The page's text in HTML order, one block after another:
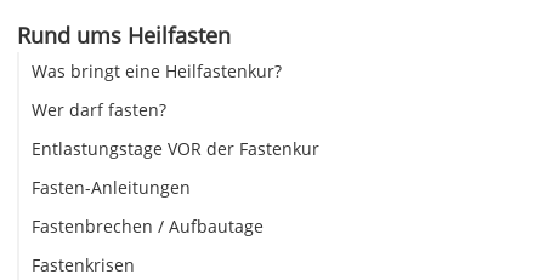
Rund ums Heilfasten
Was bringt eine Heilfastenkur?
Wer darf fasten?
Entlastungstage VOR der Fastenkur
Fasten-Anleitungen
Fastenbrechen / Aufbautage
Fastenkrisen